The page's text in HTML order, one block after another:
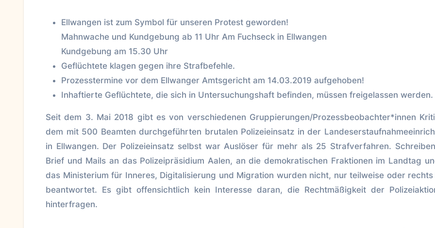
Ellwangen ist zum Symbol für unseren Protest geworden!
Mahnwache und Kundgebung ab 11 Uhr Am Fuchseck in Ellwangen
Kundgebung am 15.30 Uhr
Geflüchtete klagen gegen ihre Strafbefehle.
Prozesstermine vor dem Ellwanger Amtsgericht am 14.03.2019 aufgehoben!
Inhaftierte Geflüchtete, die sich in Untersuchungshaft befinden, müssen freigelassen werden.
Seit dem 3. Mai 2018 gibt es von verschiedenen Gruppierungen/Prozessbeobachter*innen
dem mit 500 Beamten durchgeführten brutalen Polizeieinsatz in der
in Ellwangen. Der Polizeieinsatz selbst war Auslöser für mehr als 25 Strafverfahren.
Brief und Mails an das Polizeipräsidium Aalen, an die demokratischen Fraktionen im Landtag
das Ministerium für Inneres, Digitalisierung und Migration wurden nicht, nur teilweise oder rechts
beantwortet. Es gibt offensichtlich kein Interesse daran, die Rechtmäßigkeit der
hinterfragen.